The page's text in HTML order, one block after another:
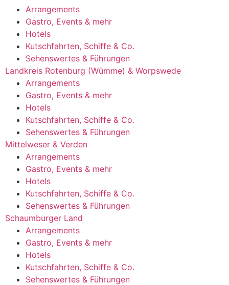
Arrangements
Gastro, Events & mehr
Hotels
Kutschfahrten, Schiffe & Co.
Sehenswertes & Führungen
Landkreis Rotenburg (Wümme) & Worpswede
Arrangements
Gastro, Events & mehr
Hotels
Kutschfahrten, Schiffe & Co.
Sehenswertes & Führungen
Mittelweser & Verden
Arrangements
Gastro, Events & mehr
Hotels
Kutschfahrten, Schiffe & Co.
Sehenswertes & Führungen
Schaumburger Land
Arrangements
Gastro, Events & mehr
Hotels
Kutschfahrten, Schiffe & Co.
Sehenswertes & Führungen